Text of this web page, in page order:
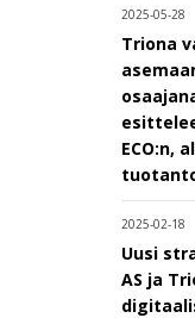
2025-05-28
Triona
ECO:n,
2025-02-18
Uusi
AS ja